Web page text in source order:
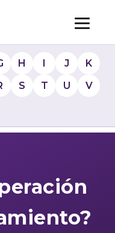
H I J
K
S T U
V